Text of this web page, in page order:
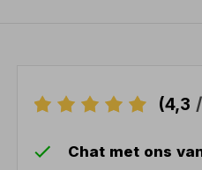
(4,3
Chat met ons